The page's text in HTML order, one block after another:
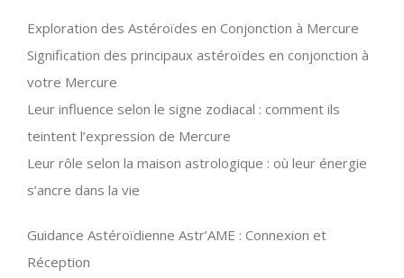
Exploration des Astéroïdes en Conjonction à Mercure
Signification des principaux astéroïdes en conjonction à
votre Mercure
Leur influence selon le signe zodiacal : comment ils
teintent l’expression de Mercure
Leur rôle selon la maison astrologique : où leur énergie
s’ancre dans la vie
Guidance Astéroïdienne Astr’AME : Connexion et
Réception